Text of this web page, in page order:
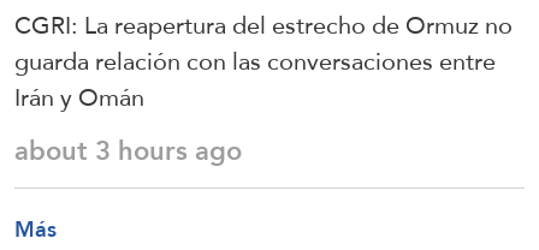
CGRI: La reapertura del estrecho de Ormuz no
guarda relación con las conversaciones entre
Irán y Omán
about 3 hours ago
Más